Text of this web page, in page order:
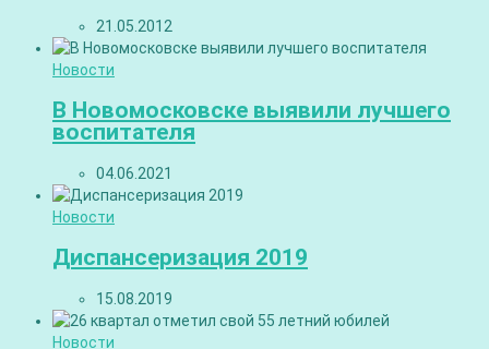
21.05.2012
Новости
В Новомосковске выявили лучшего
воспитателя
04.06.2021
Новости
Диспансеризация 2019
15.08.2019
Новости